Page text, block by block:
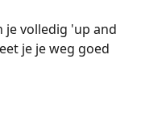
je volledig 'up and
je je weg goed